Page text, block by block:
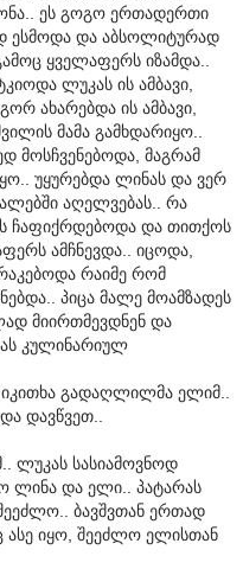
ეს გოგო ერთადერთი
ესმოდა და აბსოლიტურად
ყველაფერს იზამდა..
ლუკას ის ამბავი,
ახარებდა ის ამბავი,
მამა გამხდარიყო..
მოსჩვენებოდა, მაგრამ
უყურებდა ლინას და ვერ
აღელვებას.. რა
ჩაფიქრდებოდა და თითქოს
ამჩნევდა.. იცოდა,
რაიმე რომ
პიცა მალე მოამზადეს
მიირთმევდნენ და
კულინარიულ
გადაღლილმა ელიმ..
დავწვეთ..
ლუკას სასიამოვნოდ
ლინა და ელი.. პატარას
ბავშვთან ერთად
ასე იყო, შეეძლო ელისთან